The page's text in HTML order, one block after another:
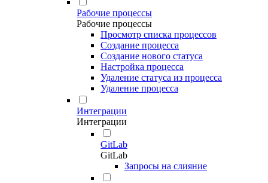
Рабочие процессы
Рабочие процессы
Просмотр списка процессов
Создание процесса
Создание нового статуса
Настройка процесса
Удаление статуса из процесса
Удаление процесса
Интеграции
Интеграции
GitLab
GitLab
Запросы на слияние